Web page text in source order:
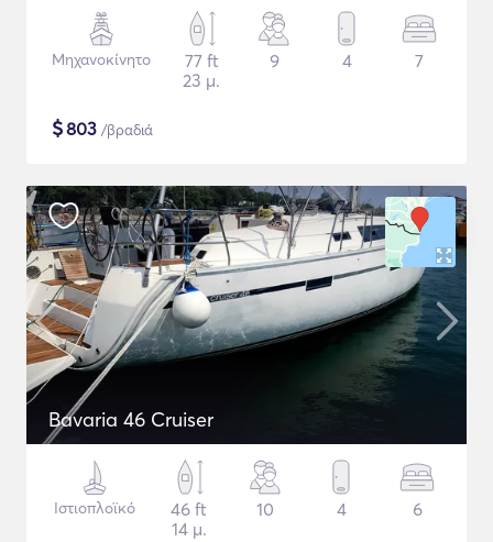
Μηχανοκίνητο
77 ft
23 μ.
9 4 7
$803 /βραδιά
Bavaria 46 Cruiser
Ιστιοπλοϊκό
46 ft
14 μ.
10 4 6